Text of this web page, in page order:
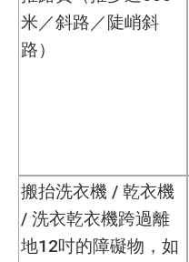
米／斜路／陡峭斜
路）
搬抬洗衣機 / 乾衣機
/ 洗衣乾衣機跨過離
地12吋的障礙物，如